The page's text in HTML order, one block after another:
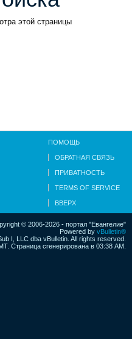
этой страницы
ПОМОЩЬ
ОБРАТНАЯ СВЯЗЬ
ПРИВАТНОСТЬ
TERMS OF SERVICE
ВВЕРХ
© 2006-2026 - портал "Евангелие"
Powered by vBulletin®
I, LLC dba vBulletin. All rights reserved.
Страница сгенерирована в 03:38 AM.